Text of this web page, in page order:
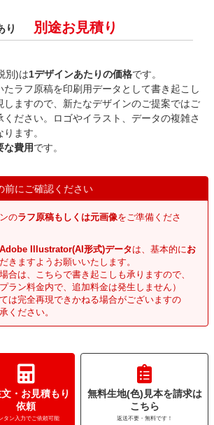
り 別途お見積り
別)は1デザインあたりの価格です。
ラフ原稿を印刷用データとして書き起こし
しますので、新たなデザインのご提案ではご
ください。ロゴやイラスト、データの複雑さ
ます。
な費用です。
前にご確認ください
のラフ原稿もしくは元画像をご準備くださ
Adobe Illustrator(AI形式)データは、基本的に お
きますようお願いいたします。
合は、こちらで書き起こしも承りますので、
ラン料金内で、追加料金は発生しません）
完全再現できかねる場合がございますの
ください。
・お見積もり
依頼
タン入力でご依頼可能
無料生地(色)見本を請求は
こちら
返送不要・無料です！